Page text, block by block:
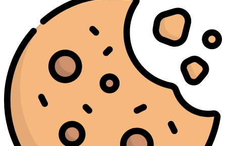
(2)
Orlov Paris
Ormonde Jayne
Orto Parisi
Paco Rabanne
Parfums de Marly
Paris Hilton
(2)
Penhaligon’s
(3)
(1)
Ralph Lauren
Rasasi (2)
RicHarD Maison De Parfum
Roja Parfums
(5)